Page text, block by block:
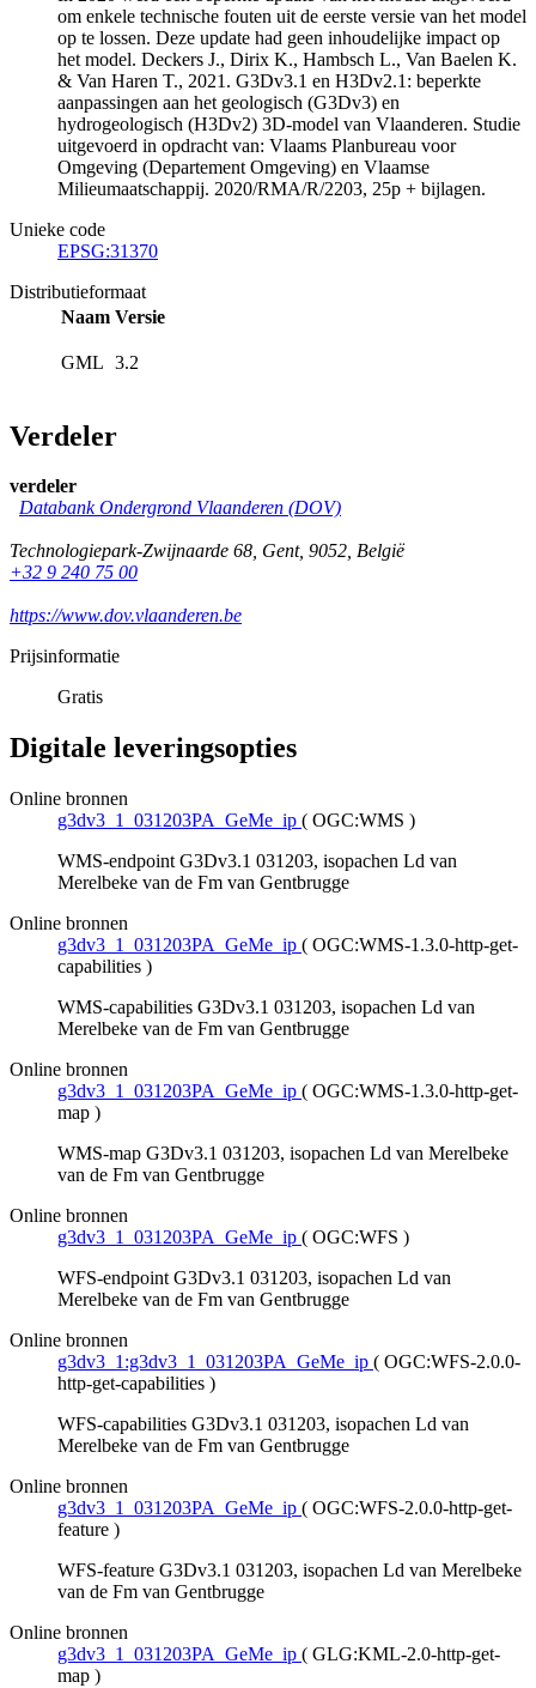
om enkele technische fouten uit de eerste versie van het model
op te lossen. Deze update had geen inhoudelijke impact op
het model. Deckers J., Dirix K., Hambsch L., Van Baelen K.
& Van Haren T., 2021. G3Dv3.1 en H3Dv2.1: beperkte
aanpassingen aan het geologisch (G3Dv3) en
hydrogeologisch (H3Dv2) 3D-model van Vlaanderen. Studie
uitgevoerd in opdracht van: Vlaams Planbureau voor
Omgeving (Departement Omgeving) en Vlaamse
Milieumaatschappij. 2020/RMA/R/2203, 25p + bijlagen.
Unieke code
EPSG:31370
Distributieformaat
Naam Versie
GML 3.2
Verdeler
verdeler
Databank Ondergrond Vlaanderen (DOV)
Technologiepark-Zwijnaarde 68, Gent, 9052, België
+32 9 240 75 00
https://www.dov.vlaanderen.be
Prijsinformatie
Gratis
Digitale leveringsopties
Online bronnen
g3dv3_1_031203PA_GeMe_ip ( OGC:WMS )
WMS-endpoint G3Dv3.1 031203, isopachen Ld van
Merelbeke van de Fm van Gentbrugge
Online bronnen
g3dv3_1_031203PA_GeMe_ip ( OGC:WMS-1.3.0-http-get-
capabilities )
WMS-capabilities G3Dv3.1 031203, isopachen Ld van
Merelbeke van de Fm van Gentbrugge
Online bronnen
g3dv3_1_031203PA_GeMe_ip ( OGC:WMS-1.3.0-http-get-
map )
WMS-map G3Dv3.1 031203, isopachen Ld van Merelbeke
van de Fm van Gentbrugge
Online bronnen
g3dv3_1_031203PA_GeMe_ip ( OGC:WFS )
WFS-endpoint G3Dv3.1 031203, isopachen Ld van
Merelbeke van de Fm van Gentbrugge
Online bronnen
g3dv3_1:g3dv3_1_031203PA_GeMe_ip ( OGC:WFS-2.0.0-
http-get-capabilities )
WFS-capabilities G3Dv3.1 031203, isopachen Ld van
Merelbeke van de Fm van Gentbrugge
Online bronnen
g3dv3_1_031203PA_GeMe_ip ( OGC:WFS-2.0.0-http-get-
feature )
WFS-feature G3Dv3.1 031203, isopachen Ld van Merelbeke
van de Fm van Gentbrugge
Online bronnen
g3dv3_1_031203PA_GeMe_ip ( GLG:KML-2.0-http-get-
map )